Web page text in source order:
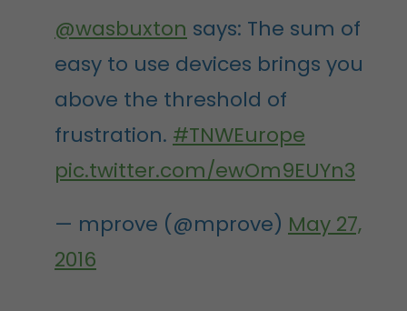
@wasbuxton says: The sum of
easy to use devices brings you
above the threshold of
frustration. #TNWEurope
pic.twitter.com/ewOm9EUYn3
— mprove (@mprove) May 27,
2016